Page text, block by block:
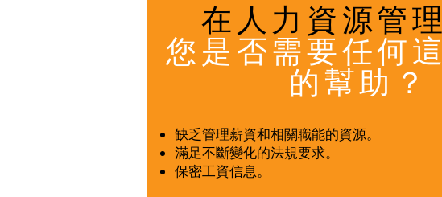
在人力資源管
您是否需要任何
的幫助？
缺乏管理薪資和相關職能的資源。
滿足不斷變化的法規要求。
保密工資信息。